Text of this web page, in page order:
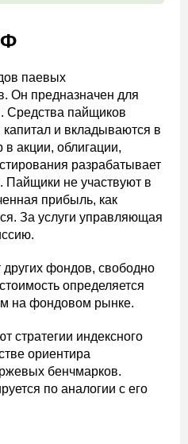
паевых
Он предназначен для
Средства пайщиков
и вкладываются в
в акции, облигации,
разрабатывает
не участвуют в
прибыль, как
За услуги управляющая
фондов, свободно
определяется
на фондовом рынке.
стратегии индексного
ориентира
бенчмарков.
по аналогии с его